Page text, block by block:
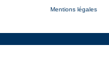
Mentions légales